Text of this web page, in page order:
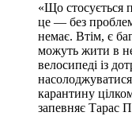
«Що стосується
це — без
немає. Втім, є
можуть жити в
велосипеді із
карантину
запевняє Тарас